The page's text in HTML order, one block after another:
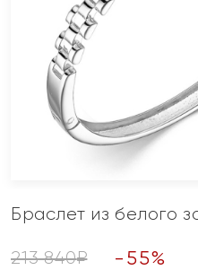
Браслет из белого
213 840₽ - 55%